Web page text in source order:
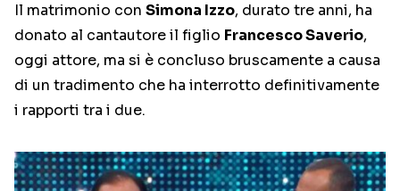
Il matrimonio con Simona Izzo, durato tre anni, ha
donato al cantautore il figlio Francesco Saverio,
oggi attore, ma si è concluso bruscamente a causa
di un tradimento che ha interrotto definitivamente
i rapporti tra i due.